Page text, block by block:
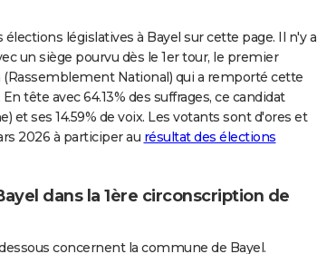
législatives à Bayel sur cette page. Il n'y a
un siège pourvu dès le 1er tour, le premier
National) qui a remporté cette
tête avec 64.13% des suffrages, ce candidat
et ses 14.59% de voix. Les votants sont d'ores et
2026 à participer au résultat des élections
dans la 1ère circonscription de
concernent la commune de Bayel.